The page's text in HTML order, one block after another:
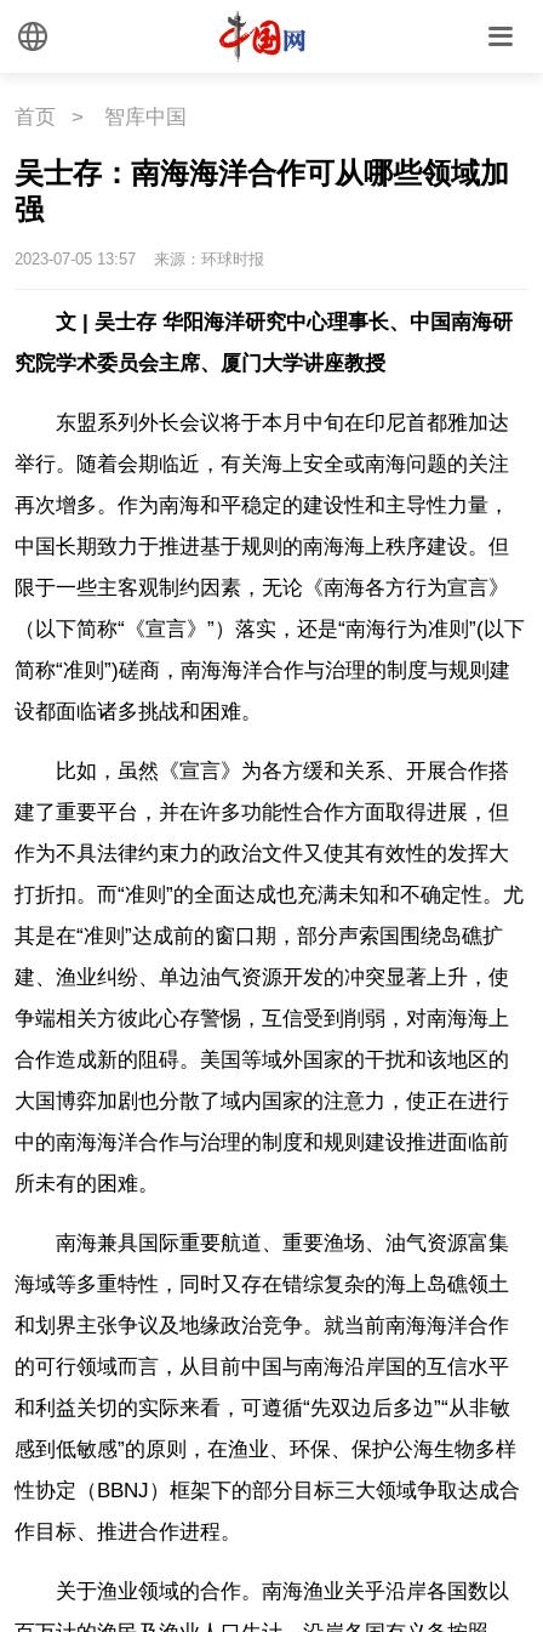
首页 > 智库中国
吴士存：南海海洋合作可从哪些领域加
强
2023-07-05 13:57 来源：环球时报
文 | 吴士存 华阳海洋研究中心理事长、中国南海研
究院学术委员会主席、厦门大学讲座教授
东盟系列外长会议将于本月中旬在印尼首都雅加达
举行。随着会期临近，有关海上安全或南海问题的关注
再次增多。作为南海和平稳定的建设性和主导性力量，
中国长期致力于推进基于规则的南海海上秩序建设。但
限于一些主客观制约因素，无论《南海各方行为宣言》
（以下简称“《宣言》”）落实，还是“南海行为准则”(以下
简称“准则”)磋商，南海海洋合作与治理的制度与规则建
设都面临诸多挑战和困难。
比如，虽然《宣言》为各方缓和关系、开展合作搭
建了重要平台，并在许多功能性合作方面取得进展，但
作为不具法律约束力的政治文件又使其有效性的发挥大
打折扣。而“准则”的全面达成也充满未知和不确定性。尤
其是在“准则”达成前的窗口期，部分声索国围绕岛礁扩
建、渔业纠纷、单边油气资源开发的冲突显著上升，使
争端相关方彼此心存警惕，互信受到削弱，对南海海上
合作造成新的阻碍。美国等域外国家的干扰和该地区的
大国博弈加剧也分散了域内国家的注意力，使正在进行
中的南海海洋合作与治理的制度和规则建设推进面临前
所未有的困难。
南海兼具国际重要航道、重要渔场、油气资源富集
海域等多重特性，同时又存在错综复杂的海上岛礁领土
和划界主张争议及地缘政治竞争。就当前南海海洋合作
的可行领域而言，从目前中国与南海沿岸国的互信水平
和利益关切的实际来看，可遵循“先双边后多边”“从非敏
感到低敏感”的原则，在渔业、环保、保护公海生物多样
性协定（BBNJ）框架下的部分目标三大领域争取达成合
作目标、推进合作进程。
关于渔业领域的合作。南海渔业关乎沿岸各国数以